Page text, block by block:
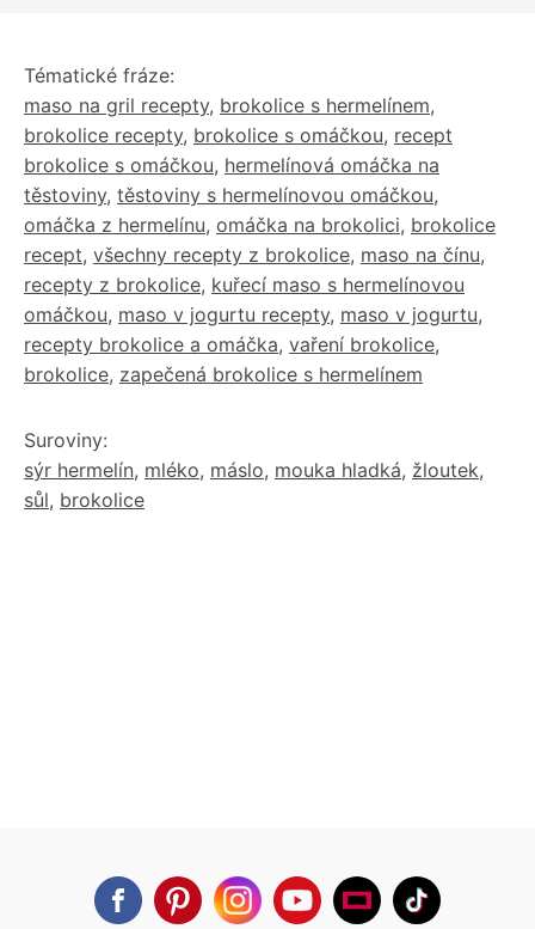
Tématické fráze:
maso na gril recepty, brokolice s hermelínem,
brokolice recepty, brokolice s omáčkou, recept
brokolice s omáčkou, hermelínová omáčka na
těstoviny, těstoviny s hermelínovou omáčkou,
omáčka z hermelínu, omáčka na brokolici, brokolice
recept, všechny recepty z brokolice, maso na čínu,
recepty z brokolice, kuřecí maso s hermelínovou
omáčkou, maso v jogurtu recepty, maso v jogurtu,
recepty brokolice a omáčka, vaření brokolice,
brokolice, zapečená brokolice s hermelínem
Suroviny:
sýr hermelín, mléko, máslo, mouka hladká, žloutek,
sůl, brokolice